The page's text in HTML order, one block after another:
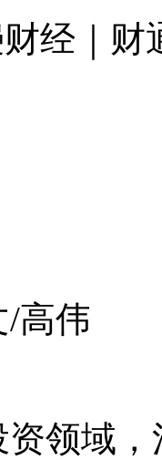
经｜财
/高伟
领域